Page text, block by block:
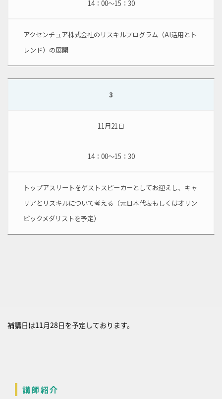
14：00～15：30
アクセンチュア株式会社のリスキルプログラム（AI活用とト
レンド）の展開
3
11月21日
14：00～15：30
トップアスリートをゲストスピーカーとしてお迎えし、キャ
リアとリスキルについて考える（元日本代表もしくはオリン
ピックメダリストを予定）
補講日は11月28日を予定しております。
講師紹介